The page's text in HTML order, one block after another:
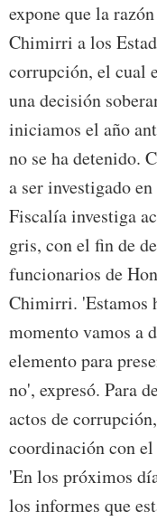
expone que la
Chimirri a los
corrupción, el cual
una decisión
iniciamos el año
no se ha detenido.
a ser investigado
Fiscalía investiga
gris, con el fin de
funcionarios de
Chimirri. 'Estamos
momento vamos a
elemento para
no', expresó. Para
actos de
coordinación con
'En los próximos
los informes que